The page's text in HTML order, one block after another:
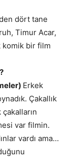
dört tane
Timur Acar,
komik bir film
Erkek
Çakallık
var filmin.
vardı ama…